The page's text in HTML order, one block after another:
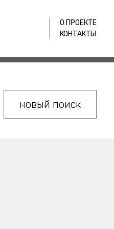
О ПРОЕКТЕ
КОНТАКТЫ
новый поиск